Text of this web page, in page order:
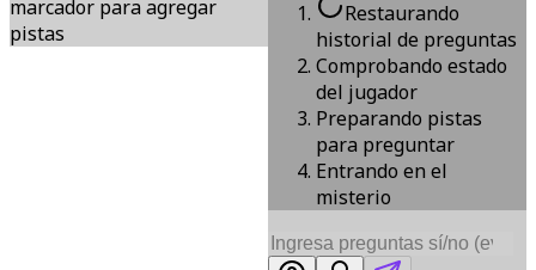
marcador para agregar
pistas
Restaurando
historial de preguntas
Comprobando estado
del jugador
Preparando pistas
para preguntar
Entrando en el
misterio